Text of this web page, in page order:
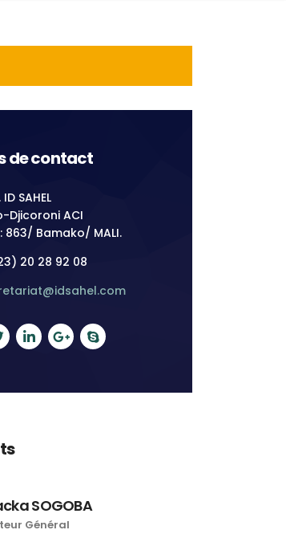
de contact
SAHEL
Djicoroni ACI
: 863/ Bamako/ MALI.
20 28 92 08
SOGOBA
Général